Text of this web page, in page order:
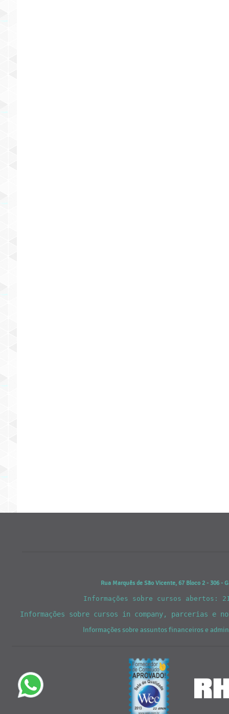
Rua Marquês de São Vicente, 67 Bloco 2 - 306 -
Informações sobre cursos abertos:
Informações sobre cursos in company, parcerias e
Informações sobre assuntos financeiros e